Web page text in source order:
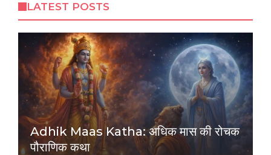
LATEST POSTS
Adhik Maas Katha: अधिक मास की रोचक
पौराणिक कथा